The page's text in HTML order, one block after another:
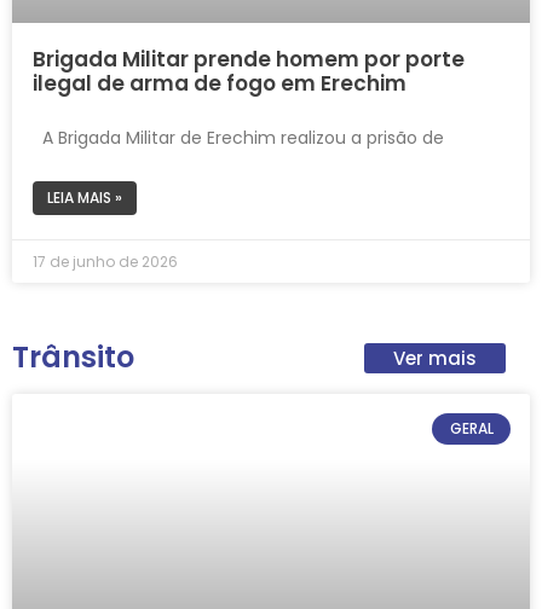
Brigada Militar prende homem por porte
ilegal de arma de fogo em Erechim
A Brigada Militar de Erechim realizou a prisão de
LEIA MAIS »
17 de junho de 2026
Trânsito Ver mais
GERAL